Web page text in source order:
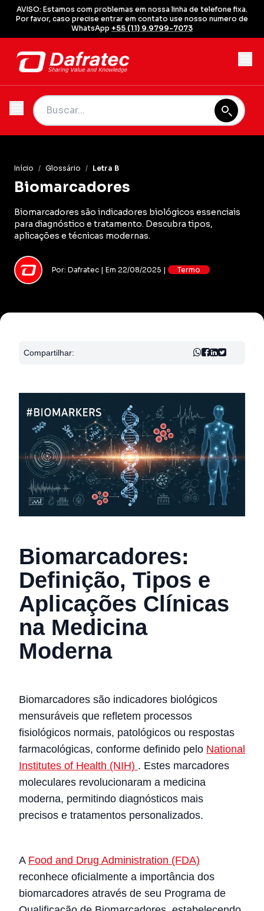
AVISO: Estamos com problemas em nossa linha de telefone fixa.
Por favor, caso precise entrar em contato use nosso numero de
WhatsApp +55 (11) 9.9799-7073
Início / Glossário / Letra B
Biomarcadores
Biomarcadores são indicadores biológicos essenciais
para diagnóstico e tratamento. Descubra tipos,
aplicações e técnicas modernas.
Por: Dafratec | Em 22/08/2025 | Termo
Compartilhar:
Biomarcadores:
Definição, Tipos e
Aplicações Clínicas
na Medicina
Moderna
Biomarcadores são indicadores biológicos
mensuráveis que refletem processos
fisiológicos normais, patológicos ou respostas
farmacológicas, conforme definido pelo National
Institutes of Health (NIH) . Estes marcadores
moleculares revolucionaram a medicina
moderna, permitindo diagnósticos mais
precisos e tratamentos personalizados.
A Food and Drug Administration (FDA)
reconhece oficialmente a importância dos
biomarcadores através de seu Programa de